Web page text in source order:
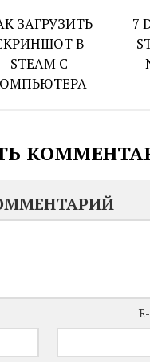
ЗАГРУЗИТЬ
В
STEAM С
7